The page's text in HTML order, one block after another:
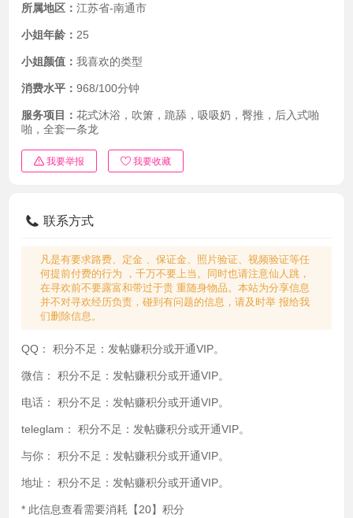
所属地区： 江苏省-南通市
小姐年龄： 25
小姐颜值： 我喜欢的类型
消费水平： 968/100分钟
服务项目： 花式沐浴，吹箫，跪舔，吸吸奶，臀推，后入式啪
啪，全套一条龙
我要举报 我要收藏
联系方式
凡是有要求路费、定金 、保证金、照片验证、视频验证等任
何提前付费的行为 ，千万不要上当。同时也请注意仙人跳，
在寻欢前不要露富和带过于贵 重随身物品。本站为分享信息
并不对寻欢经历负责，碰到有问题的信息，请及时举 报给我
们删除信息。
QQ： 积分不足：发帖赚积分或开通VIP。
微信： 积分不足：发帖赚积分或开通VIP。
电话： 积分不足：发帖赚积分或开通VIP。
teleglam： 积分不足：发帖赚积分或开通VIP。
与你： 积分不足：发帖赚积分或开通VIP。
地址： 积分不足：发帖赚积分或开通VIP。
* 此信息查看需要消耗【20】积分